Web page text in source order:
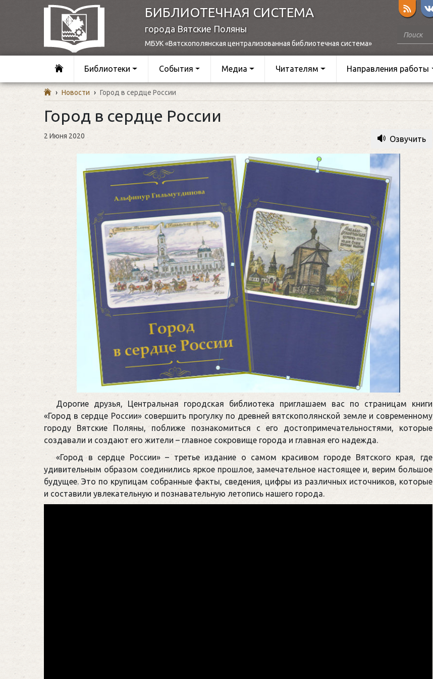
БИБЛИОТЕЧНАЯ СИСТЕМА
города Вятские Поляны
МБУК «Вятскополянская централизованная библиотечная система»
Библиотеки События Медиа Читателям Направления работы
› Новости › Город в сердце России
Город в сердце России
2 Июня 2020 Озвучить
Дорогие друзья, Центральная городская библиотека приглашаем вас по страницам книги
«Город в сердце России» совершить прогулку по древней вятскополянской земле и современному
городу Вятские Поляны, поближе познакомиться с его достопримечательностями, которые
создавали и создают его жители – главное сокровище города и главная его надежда.
«Город в сердце России» – третье издание о самом красивом городе Вятского края, где
удивительным образом соединились яркое прошлое, замечательное настоящее и, верим большое
будущее. Это по крупицам собранные факты, сведения, цифры из различных источников, которые
и составили увлекательную и познавательную летопись нашего города.